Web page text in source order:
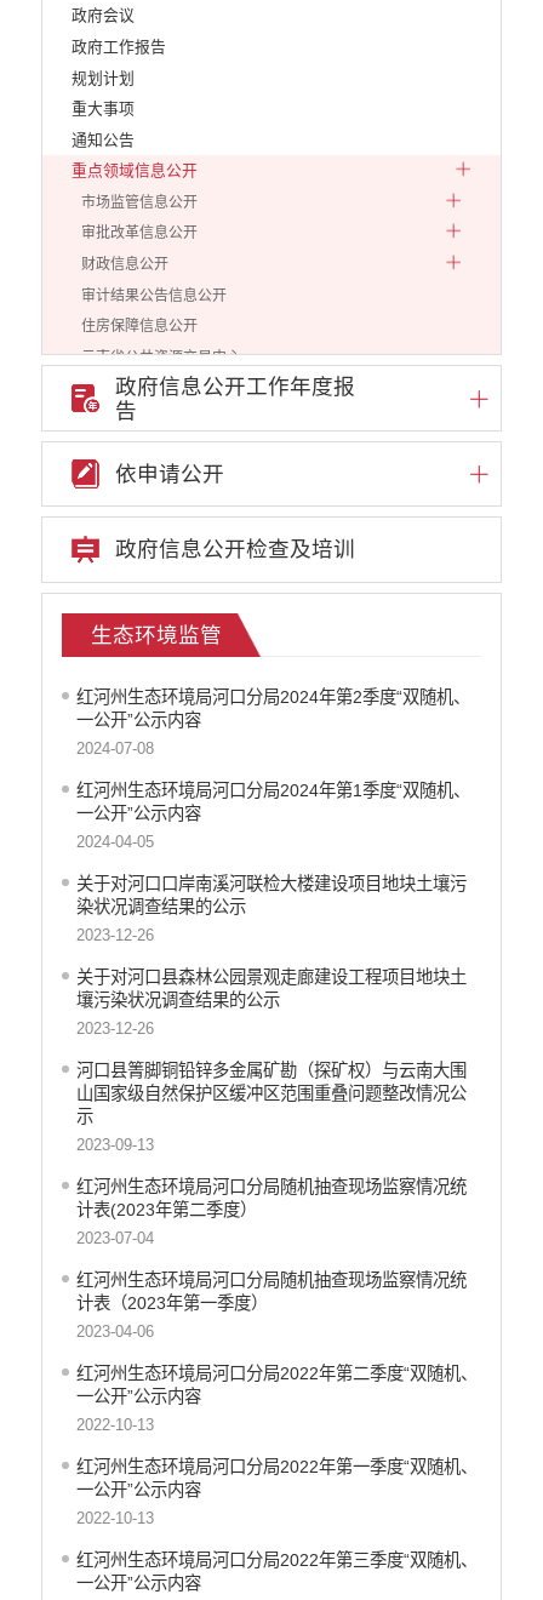
政府会议
政府工作报告
规划计划
重大事项
通知公告
重点领域信息公开
市场监管信息公开
审批改革信息公开
财政信息公开
审计结果公告信息公开
住房保障信息公开
云南省公共资源交易中心
环境保护信息公开
生态环境监管
价格和收费信息公开
减税降费信息公开
重大建设项目信息公开
医疗卫生机构信息公开
旅游市场秩序和服务质量信息公开
人力资源管理信息公开
征地信息公开
创建国家园林县城
民政信息公开
行政许可
行政事业性收费
政府集中采购
建议提案办理答复
减税降费
重大决策
财政资金直达基层
维稳就业
乡村振兴
养老服务
生态环境
义务教育
医疗卫生
政府网站工作年度报表
统计信息
公共文化服务
食品药品监管
产品质量
社会救助
涉农补贴
政府信息公开工作年度报
告
依申请公开
政府信息公开检查及培训
生态环境监管
红河州生态环境局河口分局2024年第2季度“双随机、
一公开”公示内容
2024-07-08
红河州生态环境局河口分局2024年第1季度“双随机、
一公开”公示内容
2024-04-05
关于对河口口岸南溪河联检大楼建设项目地块土壤污
染状况调查结果的公示
2023-12-26
关于对河口县森林公园景观走廊建设工程项目地块土
壤污染状况调查结果的公示
2023-12-26
河口县箐脚铜铅锌多金属矿勘（探矿权）与云南大围
山国家级自然保护区缓冲区范围重叠问题整改情况公
示
2023-09-13
红河州生态环境局河口分局随机抽查现场监察情况统
计表(2023年第二季度）
2023-07-04
红河州生态环境局河口分局随机抽查现场监察情况统
计表（2023年第一季度）
2023-04-06
红河州生态环境局河口分局2022年第二季度“双随机、
一公开”公示内容
2022-10-13
红河州生态环境局河口分局2022年第一季度“双随机、
一公开”公示内容
2022-10-13
红河州生态环境局河口分局2022年第三季度“双随机、
一公开”公示内容